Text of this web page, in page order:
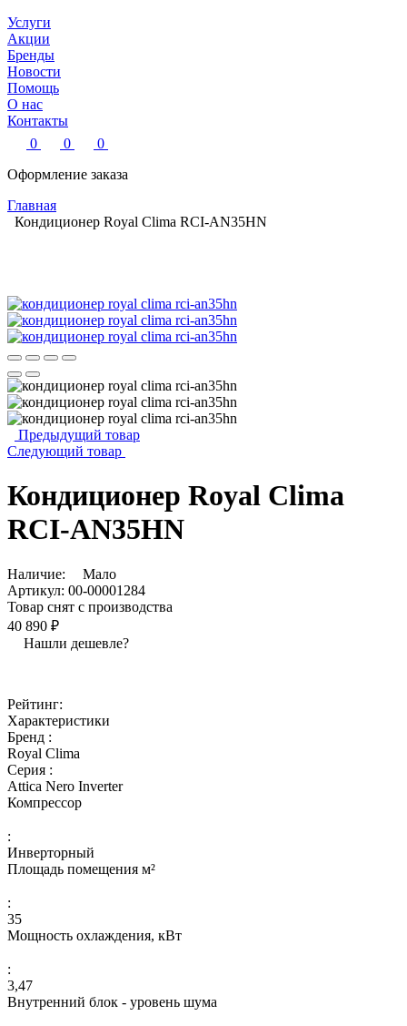
Услуги
Акции
Бренды
Новости
Помощь
О нас
Контакты
0
0
0
Оформление заказа
Главная
Кондиционер Royal Clima RCI-AN35HN
Предыдущий товар
Следующий товар
Кондиционер Royal Clima
RCI-AN35HN
Наличие:
Мало
Артикул: 00-00001284
Товар снят с производства
40 890 ₽
Нашли дешевле?
Рейтинг:
Характеристики
Бренд :
Royal Clima
Серия :
Attica Nero Inverter
Компрессор
:
Инверторный
Площадь помещения м²
:
35
Мощность охлаждения, кВт
:
3,47
Внутренний блок - уровень шума